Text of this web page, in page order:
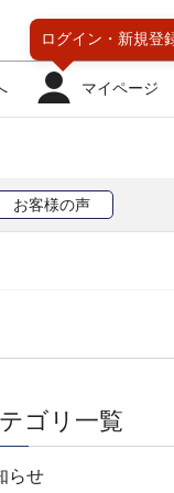
マイページ
ログイン・ 新規登
お客様の声
ゴリ一覧
らせ